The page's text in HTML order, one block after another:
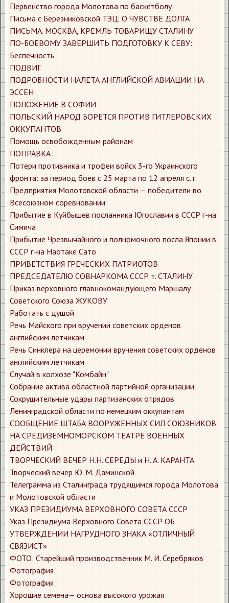
Первенство города Молотова по баскетболу
Письма с Березниковской ТЭЦ: О ЧУВСТВЕ ДОЛГА
ПИСЬМА. МОСКВА, КРЕМЛЬ ТОВАРИЩУ СТАЛИНУ
ПО-БОЕВОМУ ЗАВЕРШИТЬ ПОДГОТОВКУ К СЕВУ:
Беспечность
ПОДВИГ
ПОДРОБНОСТИ НАЛЕТА АНГЛИЙСКОЙ АВИАЦИИ НА
ЭССЕН
ПОЛОЖЕНИЕ В СОФИИ
ПОЛЬСКИЙ НАРОД БОРЕТСЯ ПРОТИВ ГИТЛЕРОВСКИХ
ОККУПАНТОВ
Помощь освобожденным районам
ПОПРАВКА
Потери противника и трофеи войск 3-го Украинского
фронта: за период боев с 25 марта по 12 апреля с. г.
Предприятия Молотовской области — победители во
Всесоюзном соревновании
Прибытие в Куйбышев посланника Югославии в СССР г-на
Симича
Прибытие Чрезвычайного и полномочного посла Японии в
СССР г-на Наотаке Сато
ПРИВЕТСТВИЯ ГРЕЧЕСКИХ ПАТРИОТОВ
ПРЕДСЕДАТЕЛЮ СОВНАРКОМА СССР т. СТАЛИНУ
Приказ верховного главнокомандующего Маршалу
Советского Союза ЖУКОВУ
Работать с душой
Речь Майского при вручении советских орденов
английским летчикам
Речь Синклера на церемонии вручения советских орденов
английским летчикам
Случай в колхозе "Комбайн"
Собрание актива областной партийной организации
Сокрушительные удары партизанских отрядов
Ленинградской области по немецким оккупантам
СООБЩЕНИЕ ШТАБА ВООРУЖЕННЫХ СИЛ СОЮЗНИКОВ
НА СРЕДИЗЕМНОМОРСКОМ ТЕАТРЕ ВОЕННЫХ
ДЕЙСТВИЙ
ТВОРЧЕСКИЙ ВЕЧЕР Н.Н. СЕРЕДЫ и Н. А. КАРАНТА
Творческий вечер Ю. М. Даминской
Телеграмма из Сталинграда трудящимся города Молотова
и Молотовской области
УКАЗ ПРЕЗИДИУМА ВЕРХОВНОГО СОВЕТА СССР
Указ Президиума Верховного Совета СССР ОБ
УТВЕРЖДЕНИИ НАГРУДНОГО ЗНАКА «ОТЛИЧНЫЙ
СВЯЗИСТ»
ФОТО: Старейший производственник М. И. Серебряков
Фотография
Фотография
Хорошие семена— основа высокого урожая